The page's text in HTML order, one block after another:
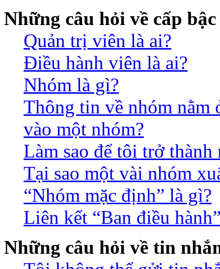
Những câu hỏi về cấp
Quản trị viên là ai?
Điều hành viên là ai?
Nhóm là gì?
Thông tin về nhóm nằm
vào một nhóm?
Làm sao để tôi trở
Tại sao một vài nhóm
“Nhóm mặc định” là gì?
Liên kết “Ban điều
Những câu hỏi về tin